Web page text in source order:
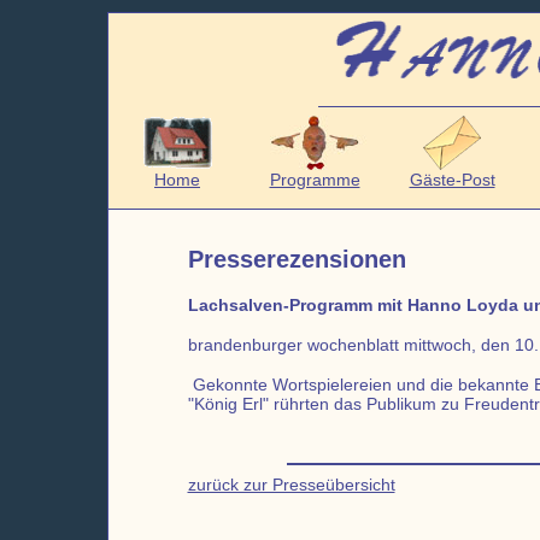
Home Programme Gäste-Post
Presserezensionen
Lachsalven-Programm mit Hanno Loyda
brandenburger wochenblatt mittwoch, den
Gekonnte Wortspielereien und die bekannte
"König Erl" rührten das Publikum zu
zurück zur Presseübersicht